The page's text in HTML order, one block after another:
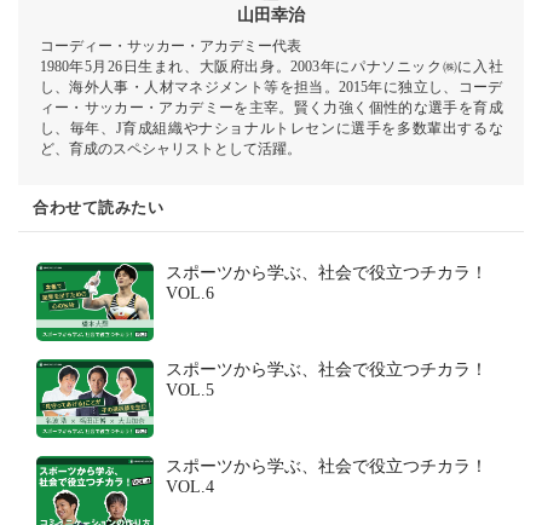
山田幸治
コーディー・サッカー・アカデミー代表
1980年5月26日生まれ、大阪府出身。2003年にパナソニック㈱に入社
し、海外人事・人材マネジメント等を担当。2015年に独立し、コーデ
ィー・サッカー・アカデミーを主宰。賢く力強く個性的な選手を育成
し、毎年、J育成組織やナショナルトレセンに選手を多数輩出するな
ど、育成のスペシャリストとして活躍。
合わせて読みたい
スポーツから学ぶ、社会で役立つチカラ！
VOL.6
スポーツから学ぶ、社会で役立つチカラ！
VOL.5
スポーツから学ぶ、社会で役立つチカラ！
VOL.4